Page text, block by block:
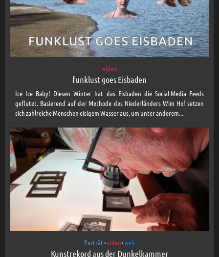
video
funklust goes Eisbaden
Ice Ice Baby! Diesen Winter hat das Eisbaden die Social-Media Feeds
geflutet. Basierend auf der Methode des Niederländers Wim Hof setzen
sich zahlreiche Menschen eisigem Wasser aus, um unter anderem...
Porträt•video•web
Kunstrekord aus der Dunkelkammer